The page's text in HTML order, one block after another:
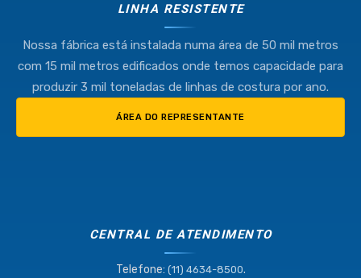
LINHA RESISTENTE
Nossa fábrica está instalada numa área de 50 mil metros
com 15 mil metros edificados onde temos capacidade para
produzir 3 mil toneladas de linhas de costura por ano.
ÁREA DO REPRESENTANTE
CENTRAL DE ATENDIMENTO
Telefone: (11) 4634-8500.